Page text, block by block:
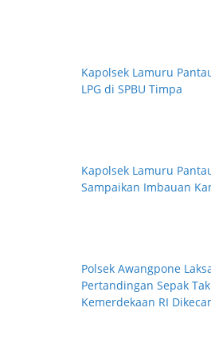
Kapolsek Lamuru
LPG di SPBU Timpa
Kapolsek Lamuru
Sampaikan Imbauan
Polsek Awangpone
Pertandingan Sepak
Kemerdekaan RI